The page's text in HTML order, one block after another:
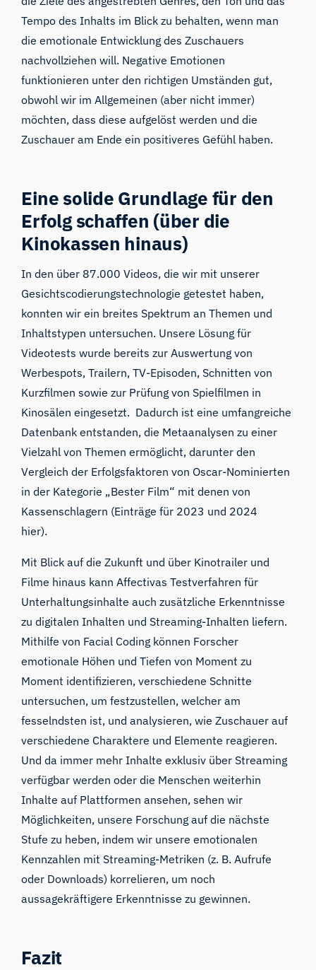
Tempo des Inhalts im Blick zu behalten, wenn man
die emotionale Entwicklung des Zuschauers
nachvollziehen will. Negative Emotionen
funktionieren unter den richtigen Umständen gut,
obwohl wir im Allgemeinen (aber nicht immer)
möchten, dass diese aufgelöst werden und die
Zuschauer am Ende ein positiveres Gefühl haben.
Eine solide Grundlage für den
Erfolg schaffen (über die
Kinokassen hinaus)
In den über 87.000 Videos, die wir mit unserer
Gesichtscodierungstechnologie getestet haben,
konnten wir ein breites Spektrum an Themen und
Inhaltstypen untersuchen. Unsere Lösung für
Videotests wurde bereits zur Auswertung von
Werbespots, Trailern, TV-Episoden, Schnitten von
Kurzfilmen sowie zur Prüfung von Spielfilmen in
Kinosälen eingesetzt. Dadurch ist eine umfangreiche
Datenbank entstanden, die Metaanalysen zu einer
Vielzahl von Themen ermöglicht, darunter den
Vergleich der Erfolgsfaktoren von Oscar-Nominierten
in der Kategorie „Bester Film“ mit denen von
Kassenschlagern (Einträgefür 2023 und 2024
hier).
Mit Blick auf die Zukunft und über Kinotrailer und
Filme hinaus kannAffectivas Testverfahren für
Unterhaltungsinhalte auch zusätzliche Erkenntnisse
zu digitalen Inhalten und Streaming-Inhalten liefern.
Mithilfe von Facial Coding können Forscher
emotionale Höhen und Tiefen von Moment zu
Moment identifizieren, verschiedene Schnitte
untersuchen, um festzustellen, welcher am
fesselndsten ist, und analysieren, wie Zuschauer auf
verschiedene Charaktere und Elemente reagieren.
Und da immer mehr Inhalte exklusiv über Streaming
verfügbar werden oder die Menschen weiterhin
Inhalte auf Plattformen ansehen, sehen wir
Möglichkeiten, unsere Forschung auf die nächste
Stufe zu heben, indem wir unsere emotionalen
Kennzahlen mit Streaming-Metriken (z. B. Aufrufe
oder Downloads) korrelieren, um noch
aussagekräftigere Erkenntnisse zu gewinnen.
Fazit